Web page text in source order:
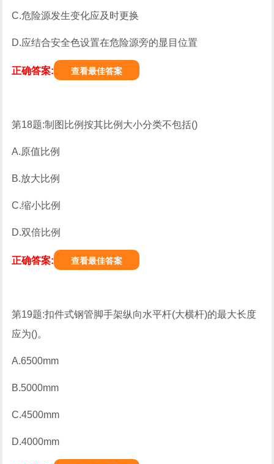
C.危险源发生变化应及时更换
D.应结合安全色设置在危险源旁的显目位置
正确答案: 查看最佳答案
第18题:制图比例按其比例大小分类不包括()
A.原值比例
B.放大比例
C.缩小比例
D.双倍比例
正确答案: 查看最佳答案
第19题:扣件式钢管脚手架纵向水平杆(大横杆)的最大长度
应为()。
A.6500mm
B.5000mm
C.4500mm
D.4000mm